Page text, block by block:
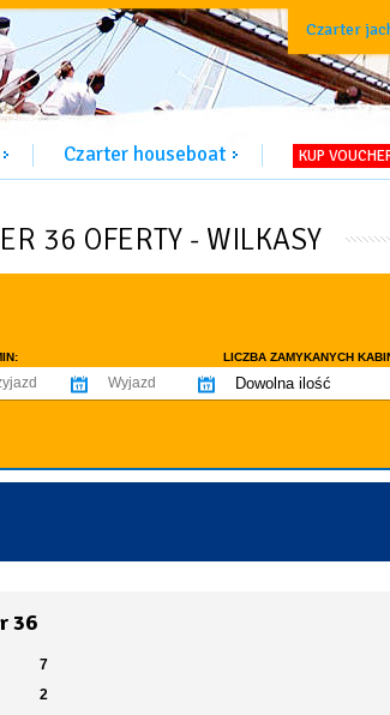
Czarter
Czarter houseboat KUP
36 OFERTY - WILKASY
LICZBA ZAMYKANYCH
Dowolna ilość
co najmniej 3
Lodówka
36
7
2